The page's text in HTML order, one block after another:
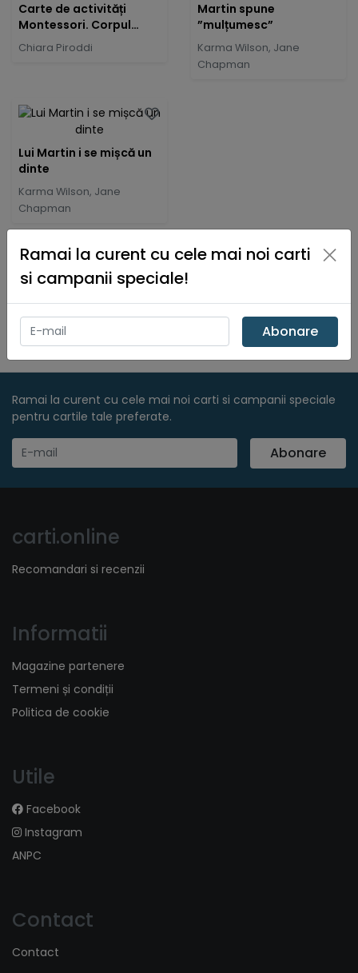
Carte de activități
Montessori. Corpul
uman
Chiara Piroddi
Martin spune
”mulțumesc”
Karma Wilson, Jane
Chapman
Lui Martin i se mișcă un
dinte
Karma Wilson, Jane
Chapman
1
Ramai la curent cu cele mai noi carti si campanii speciale
pentru cartile tale preferate.
Abonare
carti.online
Recomandari si recenzii
Informatii
Magazine partenere
Termeni și condiții
Politica de cookie
Utile
Facebook
Instagram
ANPC
Contact
Contact
Ramai la curent cu cele mai noi carti
si campanii speciale!
×
Abonare